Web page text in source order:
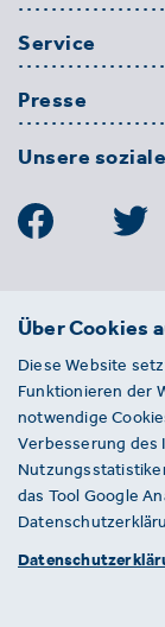
Service
Presse
Unsere
BDE
Entsorgungs-,
Von-der-Heydt-
D 10785 Berlin
Sie haben einen
gefunden? Ihnen
aufgefallen? Wir
Über Cookies
Diese Website
Funktionieren der
notwendige
Verbesserung
das Tool Google